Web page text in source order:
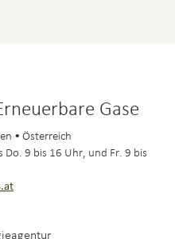
Gase
• Österreich
Do. 9 bis 16 Uhr, und Fr. 9 bis